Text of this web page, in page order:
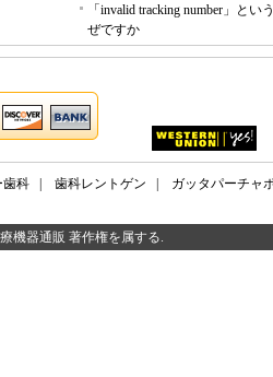
「invalid tracking number」とい
ぜですか
歯科 歯科レントゲン
ガッタパーチャ
療機器通販 著作権を属する.